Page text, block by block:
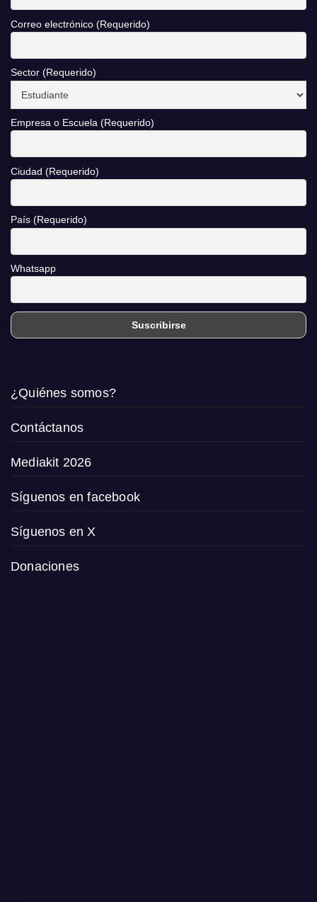
Correo electrónico (Requerido)
Sector (Requerido)
Empresa o Escuela (Requerido)
Ciudad (Requerido)
País (Requerido)
Whatsapp
¿Quiénes somos?
Contáctanos
Mediakit 2026
Síguenos en facebook
Síguenos en X
Donaciones